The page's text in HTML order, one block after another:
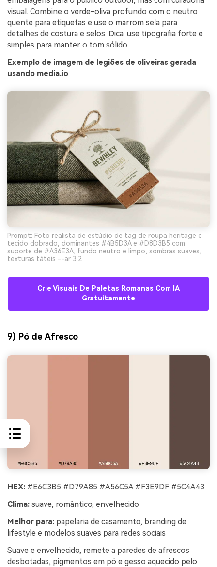
visual. Combine o verde-oliva profundo com o neutro
quente para etiquetas e use o marrom sela para
detalhes de costura e selos. Dica: use tipografia forte e
simples para manter o tom sólido.
Exemplo de imagem de legiões de oliveiras gerada
usando media.io
Prompt: Foto realista de estúdio de tag de roupa heritage e
tecido dobrado, dominantes #4B5D3A e #D8D3B5 com
suporte de #A36E3A, fundo neutro e limpo, sombras suaves,
texturas táteis --ar 3:2
Crie Visuais De Paletas Romanas Com IA
Gratuitamente
9) Pó de Afresco
HEX: #E6C3B5 #D79A85 #A56C5A #F3E9DF #5C4A43
Clima: suave, romântico, envelhecido
Melhor para: papelaria de casamento, branding de
lifestyle e modelos suaves para redes sociais
Suave e envelhecido, remete a paredes de afrescos
desbotadas, pigmentos em pó e gesso aquecido pelo